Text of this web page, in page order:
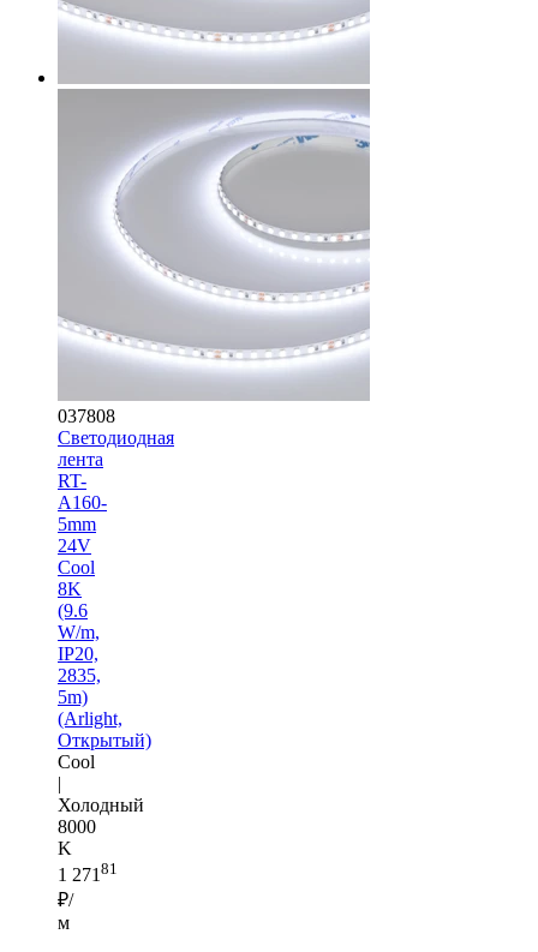
037808
Светодиодная
лента
RT-
A160-
5mm
24V
Cool
8K
(9.6
W/m,
IP20,
2835,
5m)
(Arlight,
Открытый)
Cool
|
Холодный
8000
K
1 271 81
₽/
м